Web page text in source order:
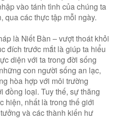
vào tánh tình của chúng ta
qua các thực tập mỗi ngày.
là Niết Bàn – vượt thoát khỏi
đích trước mắt là giúp ta hiểu
diện với ta trong đời sống
con người sống an lạc,
hòa hợp với môi trường
đồng loại. Tuy thế, sự thăng
hiện, nhất là trong thế giới
và các thành kiến hư